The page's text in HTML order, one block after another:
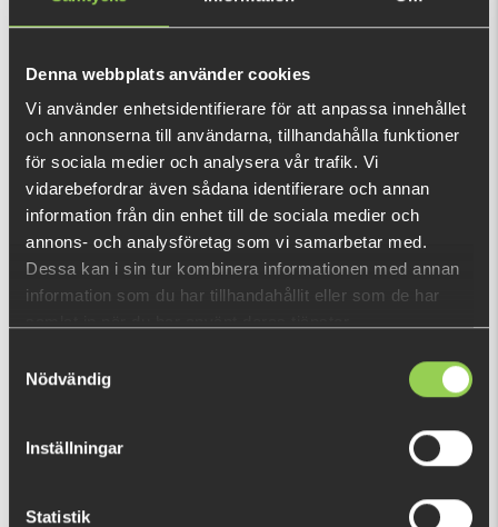
Denna webbplats använder cookies
Vi använder enhetsidentifierare för att anpassa innehållet
och annonserna till användarna, tillhandahålla funktioner
för sociala medier och analysera vår trafik. Vi
vidarebefordrar även sådana identifierare och annan
information från din enhet till de sociala medier och
annons- och analysföretag som vi samarbetar med.
Dessa kan i sin tur kombinera informationen med annan
information som du har tillhandahållit eller som de har
Nödvändig
Inställningar
Statistik
What is this?
INFORMATION
Spoons that can be used for e.g. our spinning rigs. The
Colorado Blade has a strong movement pattern, perfect
when the fish is active and hunting. Available in a lot of
different colors.
RECENTLY VIEWED PRODUCTS
FEW LEFT